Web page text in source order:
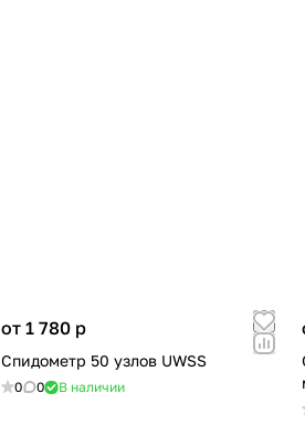
от 1 780 p
Спидометр 50 узлов UWSS
0 0 В наличии